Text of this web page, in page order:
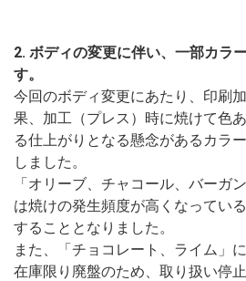
2. ボディの変更に伴い、一部カラ
す。
今回のボディ変更にあたり、印刷
果、加工（プレス）時に焼けて色
る仕上がりとなる懸念があるカラ
しました。
「オリーブ、チャコール、バーガ
は焼けの発生頻度が高くなってい
することとなりました。
また、「チョコレート、ライム」
在庫限り廃盤のため、取り扱い停止